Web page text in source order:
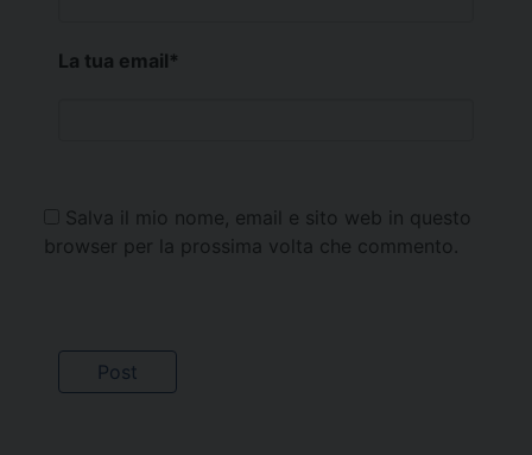
La tua email*
Salva il mio nome, email e sito web in questo
browser per la prossima volta che commento.